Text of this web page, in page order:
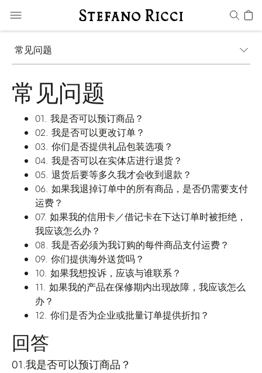
常见问题
常见问题
01. 我是否可以预订商品？
02. 我是否可以更改订单？
03. 你们是否提供礼品包装选项？
04. 我是否可以在实体店进行退货？
05. 退货后要等多久我才会收到退款？
06. 如果我退掉订单中的所有商品，是否仍需要支付
运费？
07. 如果我的信用卡／借记卡在下达订单时被拒绝，
我应该怎么办？
08. 我是否必须为我订购的每件商品支付运费？
09. 你们提供海外送货吗？
10. 如果我想投诉，应该与谁联系？
11. 如果我的产品在保修期内出现故障，我应该怎么
办？
12. 你们是否为企业或批量订单提供折扣？
回答
01.我是否可以预订商品？